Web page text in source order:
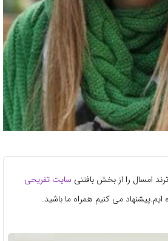
امسال را از بخش بافتنی سایت تفریحی
می کنیم همراه ما باشید.